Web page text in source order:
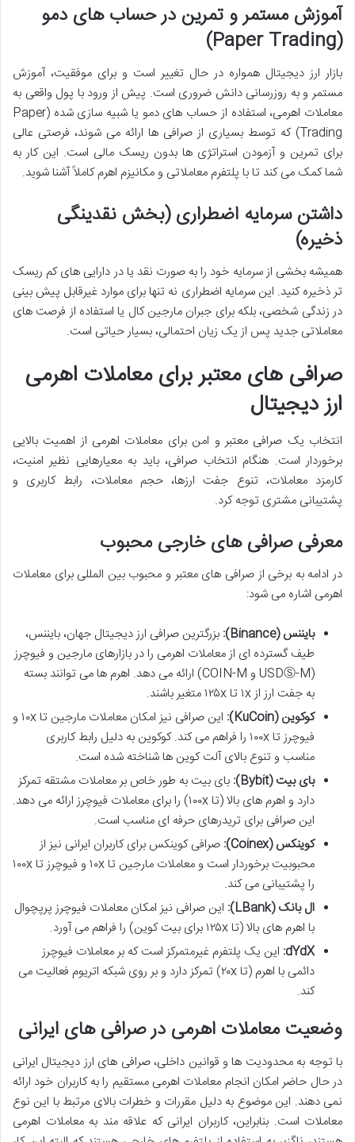
آموزش مستمر و تمرین در حساب های دمو
(Paper Trading)
بازار ارز دیجیتال همواره در حال تغییر است و برای موفقیت، آموزش
مستمر و به روزرسانی دانش ضروری است. پیش از ورود با پول واقعی به
معاملات اهرمی، استفاده از حساب های دمو یا شبیه سازی شده (Paper
Trading) که توسط بسیاری از صرافی ها ارائه می شوند، فرصتی عالی
برای تمرین و آزمودن استراتژی ها بدون ریسک مالی است. این کار به
شما کمک می کند تا با پلتفرم معاملاتی و مکانیزم اهرم کاملاً آشنا شوید.
داشتن سرمایه اضطراری (بخش نقدینگی
ذخیره)
همیشه بخشی از سرمایه خود را به صورت نقد یا در دارایی های کم ریسک
تر ذخیره کنید. این سرمایه اضطراری نه تنها برای موارد غیرقابل پیش بینی
در زندگی شخصی، بلکه برای جبران مارجین کال یا استفاده از فرصت های
معاملاتی جدید پس از یک زیان احتمالی، بسیار حیاتی است.
صرافی های معتبر برای معاملات اهرمی
ارز دیجیتال
انتخاب یک صرافی معتبر و امن برای معاملات اهرمی از اهمیت بالایی
برخوردار است. هنگام انتخاب صرافی، باید به معیارهایی نظیر امنیت،
کارمزد معاملات، تنوع جفت ارزها، حجم معاملات، رابط کاربری و
پشتیبانی مشتری توجه کرد.
معرفی صرافی های خارجی محبوب
در ادامه به برخی از صرافی های معتبر و محبوب بین المللی برای معاملات
اهرمی اشاره می شود:
بایننس (Binance):
بزرگترین صرافی ارز دیجیتال جهان، بایننس،
طیف گسترده ای از معاملات اهرمی را در بازارهای مارجین و فیوچرز
(USDⓈ-M و COIN-M) ارائه می دهد. اهرم ها می توانند بسته
به جفت ارز از ۱x تا ۱۲۵x متغیر باشند.
کوکوین (KuCoin):
این صرافی نیز امکان معاملات مارجین تا ۱۰x و
فیوچرز تا ۱۰۰x را فراهم می کند. کوکوین به دلیل رابط کاربری
مناسب و تنوع بالای آلت کوین ها شناخته شده است.
بای بیت (Bybit):
بای بیت به طور خاص بر معاملات مشتقه تمرکز
دارد و اهرم های بالا (تا ۱۰۰x) را برای معاملات فیوچرز ارائه می دهد.
این صرافی برای تریدرهای حرفه ای مناسب است.
کوینکس (Coinex):
صرافی کوینکس برای کاربران ایرانی نیز از
محبوبیت برخوردار است و معاملات مارجین تا ۱۰x و فیوچرز تا ۱۰۰x
را پشتیبانی می کند.
ال بانک (LBank):
این صرافی نیز امکان معاملات فیوچرز پرپچوال
با اهرم های بالا (تا ۱۲۵x برای بیت کوین) را فراهم می آورد.
dYdX: این یک پلتفرم غیرمتمرکز است که بر معاملات فیوچرز
دائمی با اهرم (تا ۲۰x) تمرکز دارد و بر روی شبکه اتریوم فعالیت می
کند.
وضعیت معاملات اهرمی در صرافی های ایرانی
با توجه به محدودیت ها و قوانین داخلی، صرافی های ارز دیجیتال ایرانی
در حال حاضر امکان انجام معاملات اهرمی مستقیم را به کاربران خود ارائه
نمی دهند. این موضوع به دلیل مقررات و خطرات بالای مرتبط با این نوع
معاملات است. بنابراین، کاربران ایرانی که علاقه مند به معاملات اهرمی